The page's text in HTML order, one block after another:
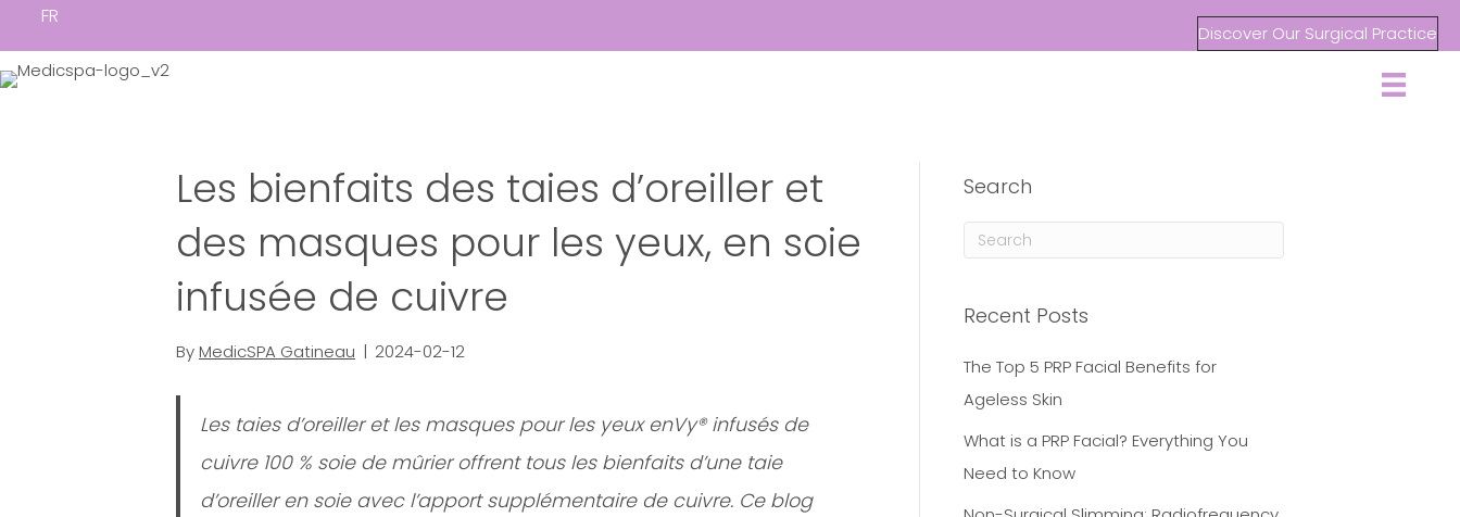
FR
Discover Our Surgical Practice
Les bienfaits des taies d’oreiller et
des masques pour les yeux, en soie
infusée de cuivre
By MedicSPA Gatineau | 2024-02-12
Les taies d’oreiller et les masques pour les yeux enVy® infusés de
cuivre 100 % soie de mûrier offrent tous les bienfaits d’une taie
d’oreiller en soie avec l’apport supplémentaire de cuivre. Ce blog
Search
Recent Posts
The Top 5 PRP Facial Benefits for
Ageless Skin
What is a PRP Facial? Everything You
Need to Know